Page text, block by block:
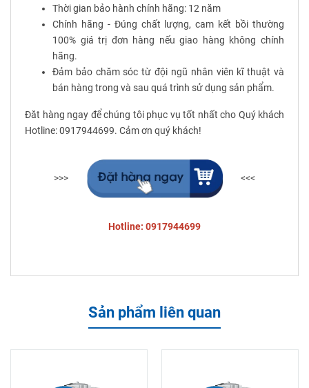
Thời gian bảo hành chính hãng: 12 năm
Chính hãng - Đúng chất lượng, cam kết bồi thường
100% giá trị đơn hàng nếu giao hàng không chính
hãng.
Đảm bảo chăm sóc từ đội ngũ nhân viên kĩ thuật và
bán hàng trong và sau quá trình sử dụng sản phẩm.
Đăt hàng ngay để chúng tôi phục vụ tốt nhất cho Quý khách
Hotline: 0917944699. Cảm ơn quý khách!
>>> <<<
Hotline: 0917944699
Sản phẩm liên quan